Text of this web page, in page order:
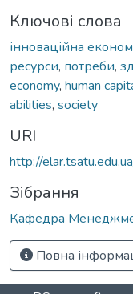
Ключові слова
інноваційна
ресурси, потреби,
economy, human
abilities, society
URI
http://
Зібрання
Кафедра
Повна